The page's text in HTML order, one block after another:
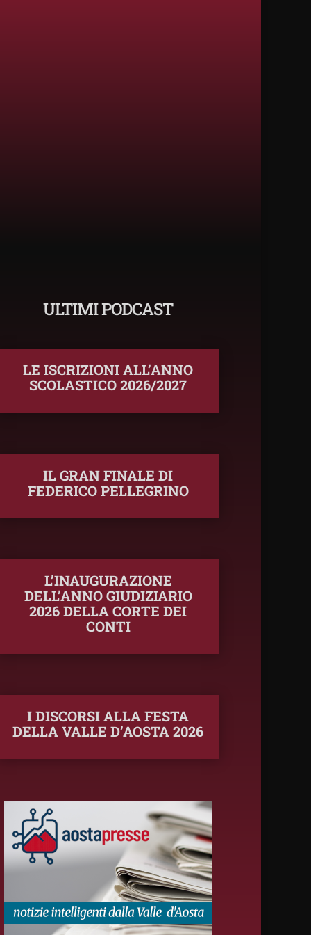
ULTIMI PODCAST
LE ISCRIZIONI ALL’ANNO
SCOLASTICO 2026/2027
IL GRAN FINALE DI
FEDERICO PELLEGRINO
L’INAUGURAZIONE
DELL’ANNO GIUDIZIARIO
2026 DELLA CORTE DEI
CONTI
I DISCORSI ALLA FESTA
DELLA VALLE D’AOSTA 2026